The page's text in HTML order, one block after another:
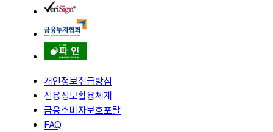
개인정보취급방침
신용정보활용체계
금융소비자보호포탈
FAQ